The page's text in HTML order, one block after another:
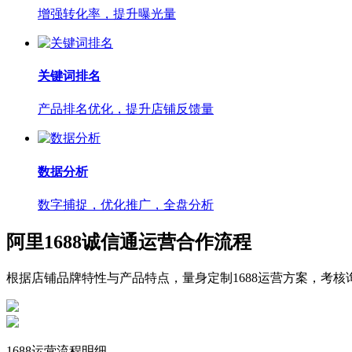
增强转化率，提升曝光量
关键词排名
产品排名优化，提升店铺反馈量
数据分析
数字捕捉，优化推广，全盘分析
阿里1688诚信通运营合作流程
根据店铺品牌特性与产品特点，量身定制1688运营方案，考核